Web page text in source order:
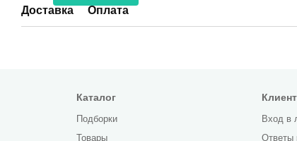
Доставка Оплата
Каталог
Подборки
Товары
Вход в
Ответы